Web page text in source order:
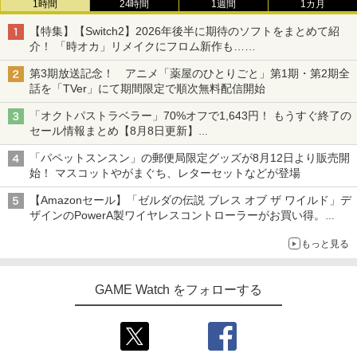
1時間 24時間 1週間 1カ月
【特集】【Switch2】2026年後半に期待のソフトをまとめて紹
介！ 「時オカ」リメイクにフロム新作も……
第3期放送記念！ アニメ「薬屋のひとりごと」第1期・第2期全
話を「TVer」にて期間限定で順次無料配信開始
「オクトパストラベラー」70%オフで1,643円！ もうすぐ終了の
セール情報まとめ【8月8日更新】
ニンテンドーeショップでは「大神 絶景版」が67%オフで990円
「パペットスンスン」の郵便局限定グッズが8月12日より販売開
始！ マスコットやがまぐち、レターセットなどが登場
【Amazonセール】「ゼルダの伝説 ブレス オブ ザ ワイルド」デ
ザインのPowerA製ワイヤレスコントローラーがお買い得。
もっと見る
GAME Watch をフォローする